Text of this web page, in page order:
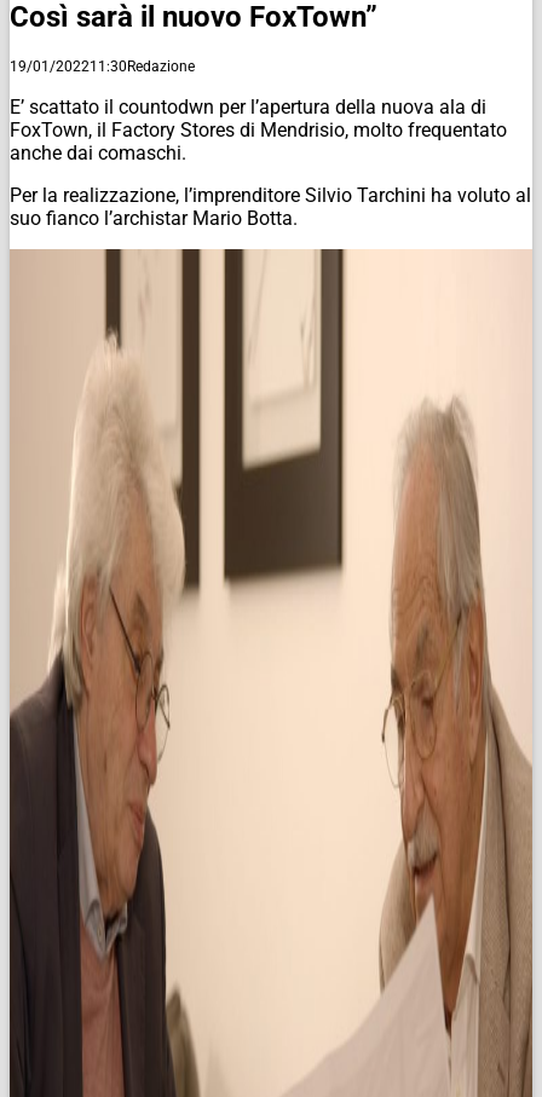
Così sarà il nuovo FoxTown”
19/01/202211:30Redazione
E’ scattato il countodwn per l’apertura della nuova ala di
FoxTown, il Factory Stores di Mendrisio, molto frequentato
anche dai comaschi.
Per la realizzazione, l’imprenditore Silvio Tarchini ha voluto al
suo fianco l’archistar Mario Botta.